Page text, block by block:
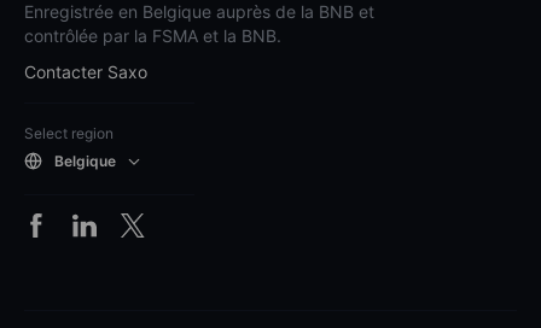
Enregistrée en Belgique auprès de la BNB et
contrôlée par la FSMA et la BNB.
Contacter Saxo
Select region
Belgique